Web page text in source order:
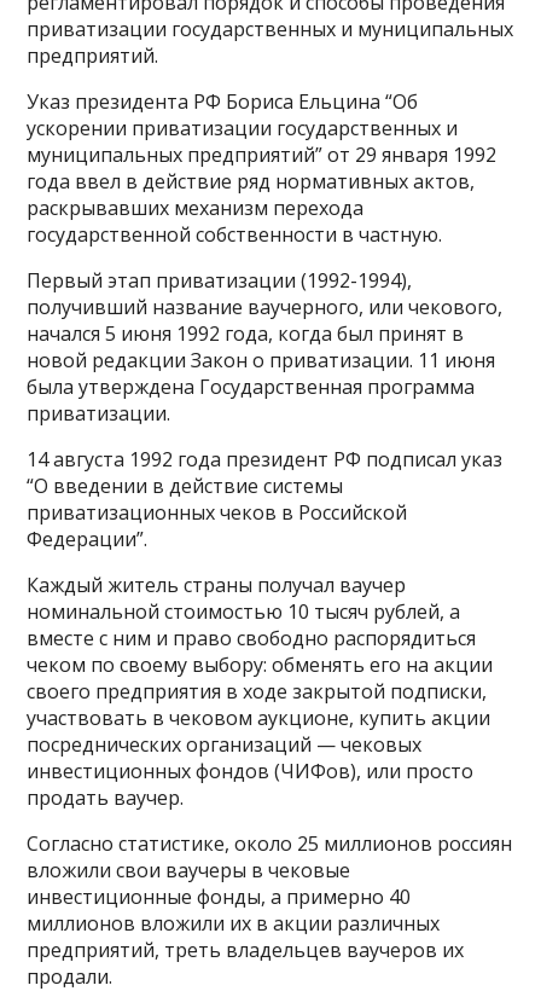
приватизации государственных и муниципальных
предприятий.
Указ президента РФ Бориса Ельцина “Об
ускорении приватизации государственных и
муниципальных предприятий” от 29 января 1992
года ввел в действие ряд нормативных актов,
раскрывавших механизм перехода
государственной собственности в частную.
Первый этап приватизации (1992-1994),
получивший название ваучерного, или чекового,
начался 5 июня 1992 года, когда был принят в
новой редакции Закон о приватизации. 11 июня
была утверждена Государственная программа
приватизации.
14 августа 1992 года президент РФ подписал указ
“О введении в действие системы
приватизационных чеков в Российской
Федерации”.
Каждый житель страны получал ваучер
номинальной стоимостью 10 тысяч рублей, а
вместе с ним и право свободно распорядиться
чеком по своему выбору: обменять его на акции
своего предприятия в ходе закрытой подписки,
участвовать в чековом аукционе, купить акции
посреднических организаций — чековых
инвестиционных фондов (ЧИФов), или просто
продать ваучер.
Согласно статистике, около 25 миллионов россиян
вложили свои ваучеры в чековые
инвестиционные фонды, а примерно 40
миллионов вложили их в акции различных
предприятий, треть владельцев ваучеров их
продали.